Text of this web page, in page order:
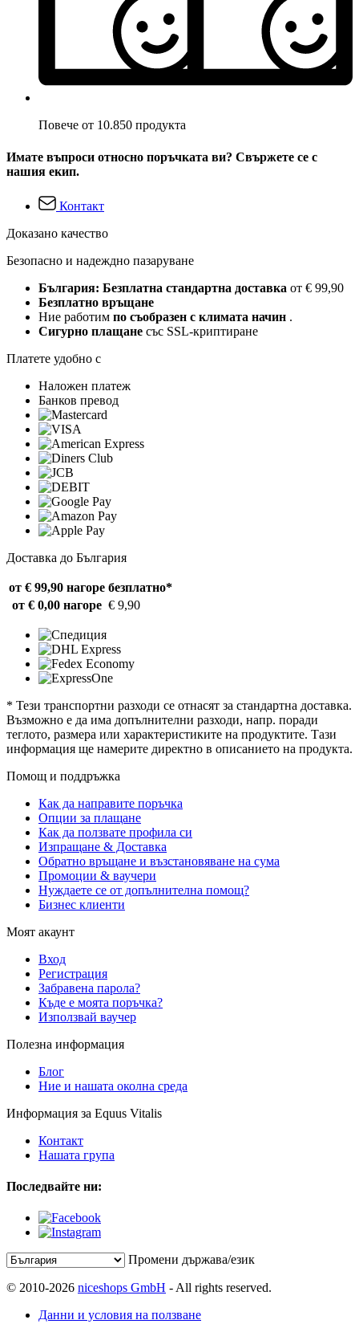
Повече от 10.850 продукта
Имате въпроси относно поръчката ви? Свържете се с
нашия екип.
Контакт
Доказано качество
Безопасно и надеждно пазаруване
България: Безплатна стандартна доставка от € 99,90
Безплатно връщане
Ние работим по съобразен с климата начин .
Сигурно плащане със SSL-криптиране
Платете удобно с
Наложен платеж
Банков превод
Доставка до България
от € 99,90 нагоре безплатно*
от € 0,00 нагоре € 9,90
* Тези транспортни разходи се отнасят за стандартна доставка.
Възможно е да има допълнителни разходи, напр. поради
теглото, размера или характеристиките на продуктите. Тази
информация ще намерите директно в описанието на продукта.
Помощ и поддръжка
Как да направите поръчка
Опции за плащане
Как да ползвате профила си
Изпращане & Доставка
Обратно връщане и възстановяване на сума
Промоции & ваучери
Нуждаете се от допълнителна помощ?
Бизнес клиенти
Моят акаунт
Вход
Регистрация
Забравена парола?
Къде е моята поръчка?
Използвай ваучер
Полезна информация
Блог
Ние и нашата околна среда
Информация за Equus Vitalis
Контакт
Нашата група
Последвайте ни:
Промени държава/език
© 2010-2026 niceshops GmbH - All rights reserved.
Данни и условия на ползване